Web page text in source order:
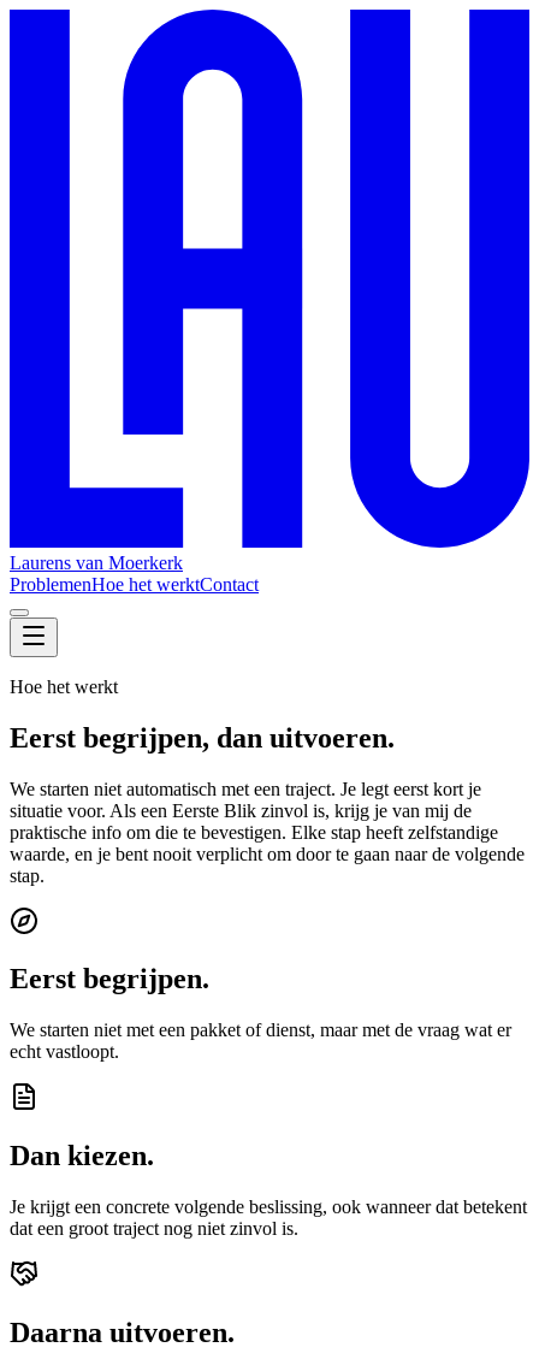
Laurens van Moerkerk
ProblemenHoe het werktContact
Hoe het werkt
Eerst begrijpen, dan uitvoeren.
We starten niet automatisch met een traject. Je legt eerst kort je
situatie voor. Als een Eerste Blik zinvol is, krijg je van mij de
praktische info om die te bevestigen. Elke stap heeft zelfstandige
waarde, en je bent nooit verplicht om door te gaan naar de volgende
stap.
Eerst begrijpen.
We starten niet met een pakket of dienst, maar met de vraag wat er
echt vastloopt.
Dan kiezen.
Je krijgt een concrete volgende beslissing, ook wanneer dat betekent
dat een groot traject nog niet zinvol is.
Daarna uitvoeren.